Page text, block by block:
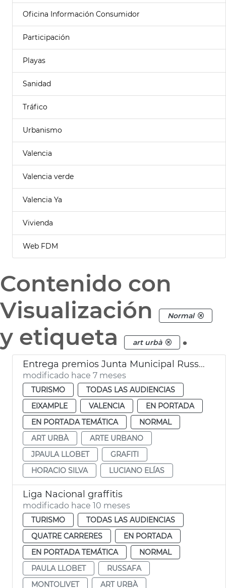
Oficina Información Consumidor
Participación
Playas
Sanidad
Tráfico
Urbanismo
Valencia
Valencia verde
Valencia Ya
Vivienda
Web FDM
Contenido con
Visualización
Normal
y etiqueta art urbà .
Entrega premios Junta Municipal Russafa 2025
modificado hace 7 meses
TURISMO
TODAS LAS AUDIENCIAS
EIXAMPLE
VALENCIA
EN PORTADA
EN PORTADA TEMÁTICA
NORMAL
ART URBÀ
ARTE URBANO
JPAULA LLOBET
GRAFITI
HORACIO SILVA
LUCIANO ELÍAS
Liga Nacional graffitis
modificado hace 10 meses
TURISMO
TODAS LAS AUDIENCIAS
QUATRE CARRERES
EN PORTADA
EN PORTADA TEMÁTICA
NORMAL
PAULA LLOBET
RUSSAFA
MONTOLIVET
ART URBÀ